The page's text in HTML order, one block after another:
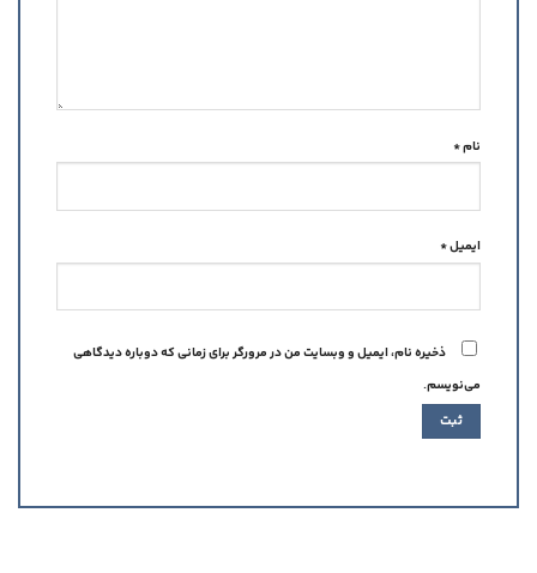
نام*
ایمیل*
ذخیره نام، ایمیل و وبسایت من در مرورگر برای زمانی که دوباره دیدگاهی
می‌نویسم.